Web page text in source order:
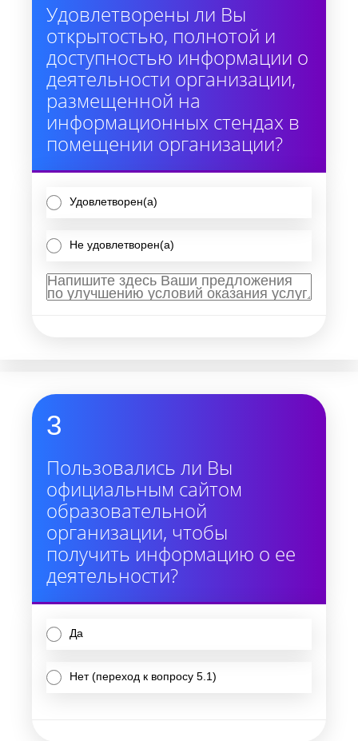
Удовлетворены ли Вы
открытостью, полнотой и
доступностью информации о
деятельности организации,
размещенной на
информационных стендах в
помещении организации?
Удовлетворен(а)
Не удовлетворен(а)
3
Пользовались ли Вы
официальным сайтом
образовательной
организации, чтобы
получить информацию о ее
деятельности?
Да
Нет (переход к вопросу 5.1)